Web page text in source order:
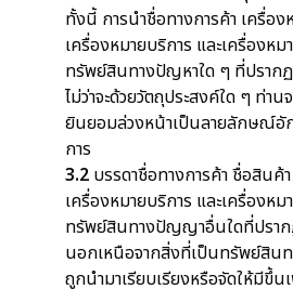
ทั้งนี้ การนำชื่อทางการค้า เครื่อง
เครื่องหมายบริการ และเครื่องห
ทรัพย์สินทางปัญหาใด ๆ ที่ปราก
ไม่ว่าจะด้วยวัตถุประสงค์ใด ๆ ท่าน
ยินยอมล่วงหน้าเป็นลายลักษณ์อั
การ
3.2 บรรดาชื่อทางการค้า ชื่อสินค้
เครื่องหมายบริการ และเครื่องห
ทรัพย์สินทางปัญญาอื่นใดที่ปรา
นอกเหนือจากสิ่งที่เป็นทรัพย์สิน
ถูกนำมาเรียบเรียงหรือจัดให้มีขึ้